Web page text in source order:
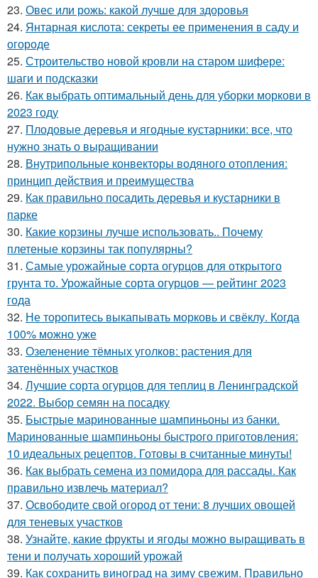
23. Овес или рожь: какой лучше для здоровья
24. Янтарная кислота: секреты ее применения в саду и
огороде
25. Строительство новой кровли на старом шифере:
шаги и подсказки
26. Как выбрать оптимальный день для уборки моркови в
2023 году
27. Плодовые деревья и ягодные кустарники: все, что
нужно знать о выращивании
28. Внутрипольные конвекторы водяного отопления:
принцип действия и преимущества
29. Как правильно посадить деревья и кустарники в
парке
30. Какие корзины лучше использовать.. Почему
плетеные корзины так популярны?
31. Самые урожайные сорта огурцов для открытого
грунта то. Урожайные сорта огурцов — рейтинг 2023
года
32. Не торопитесь выкапывать морковь и свёклу. Когда
100% можно уже
33. Озеленение тёмных уголков: растения для
затенённых участков
34. Лучшие сорта огурцов для теплиц в Ленинградской
2022. Выбор семян на посадку
35. Быстрые маринованные шампиньоны из банки.
Маринованные шампиньоны быстрого приготовления:
10 идеальных рецептов. Готовы в считанные минуты!
36. Как выбрать семена из помидора для рассады. Как
правильно извлечь материал?
37. Освободите свой огород от тени: 8 лучших овощей
для теневых участков
38. Узнайте, какие фрукты и ягоды можно выращивать в
тени и получать хороший урожай
39. Как сохранить виноград на зиму свежим. Правильно